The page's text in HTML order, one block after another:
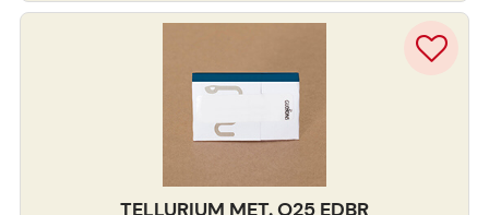
TELLURIUM MET. Q25 EDBR